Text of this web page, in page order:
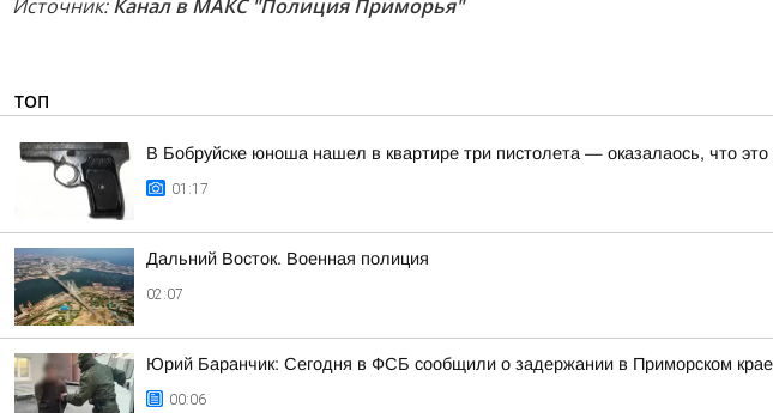
Источник:Канал в МАКС "Полиция Приморья"
ТОП
В Бобруйске юноша нашел в квартире три пистолета — оказалаось, что
01:17
Дальний Восток. Военная полиция
02:07
Юрий Баранчик: Сегодня в ФСБ сообщили о задержании в Приморском крае
00:06